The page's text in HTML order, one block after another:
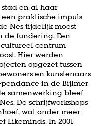
en al haar
praktische impuls
Nes tijdelijk moest
de fundering. Een
centrum
Hier werden
opgezet tussen
en kunstenaars
in de Bijlmer
samenwerking bleef
De schrijfworkshops
wat onder meer
Likeminds. In 2001